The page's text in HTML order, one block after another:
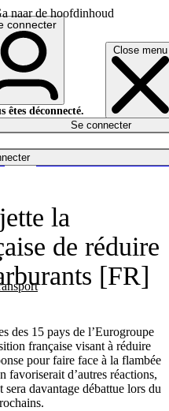
naar de hoofdinhoud
Close menu
connecter
êtes déconnecté.
Se connecter
la
de réduire
[FR]
des 15 pays de l’Eurogroupe
française visant à réduire
pour faire face à la flambée
favoriserait d’autres réactions,
davantage débattue lors du